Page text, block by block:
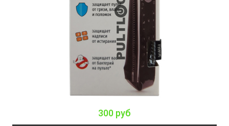
300 руб